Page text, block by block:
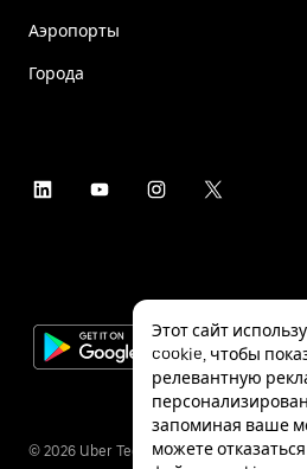
Аэропорты
Города
© 2026 Uber Technologies Inc.
Этот сайт
cookie, чтобы
релевантную
запоминая ваше
можете